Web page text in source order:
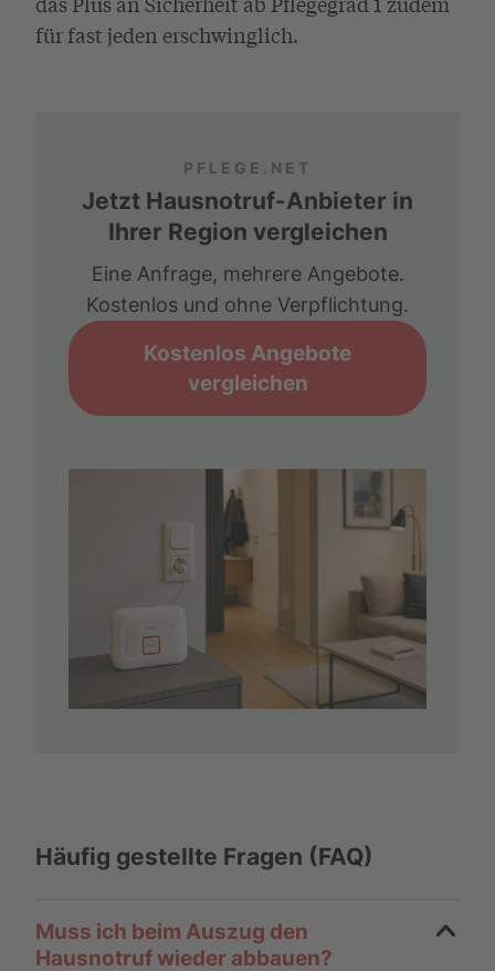
für fast jeden erschwinglich.
PFLEGE.NET
Jetzt Hausnotruf-Anbieter in
Ihrer Region vergleichen
Eine Anfrage, mehrere Angebote.
Kostenlos und ohne Verpflichtung.
Kostenlos Angebote
vergleichen
Häufig gestellte Fragen (FAQ)
Muss ich beim Auszug den
Hausnotruf wieder abbauen?